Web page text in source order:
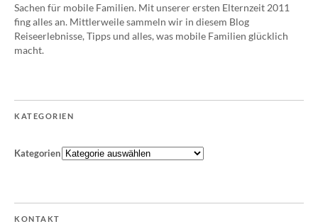
Sachen für mobile Familien. Mit unserer ersten Elternzeit 2011
fing alles an. Mittlerweile sammeln wir in diesem Blog
Reiseerlebnisse, Tipps und alles, was mobile Familien glücklich
macht.
KATEGORIEN
Kategorien
KONTAKT